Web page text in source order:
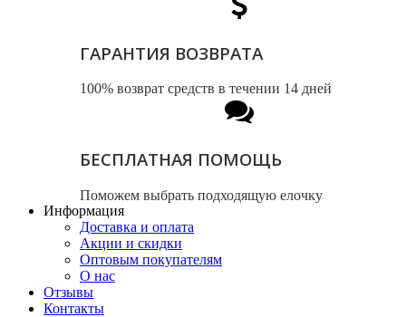
ГАРАНТИЯ ВОЗВРАТА
100% возврат средств в течении 14 дней
БЕСПЛАТНАЯ ПОМОЩЬ
Поможем выбрать подходящую елочку
Информация
Доставка и оплата
Акции и скидки
Оптовым покупателям
О нас
Отзывы
Контакты